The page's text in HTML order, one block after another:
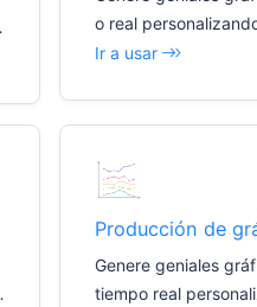
o real
de imágenes con un
Ir a usar
Producción de
Genere geniales
tiempo real